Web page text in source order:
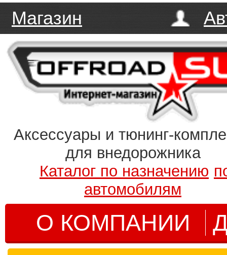
Магазин
Аксессуары и тюнинг-
для внедорожника
Каталог по назначению
автомобилям
О КОМПАНИИ